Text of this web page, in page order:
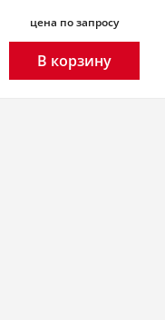
цена по запросу
В корзину